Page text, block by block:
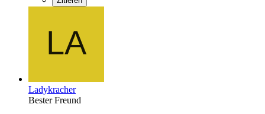
Ladykracher
Bester Freund